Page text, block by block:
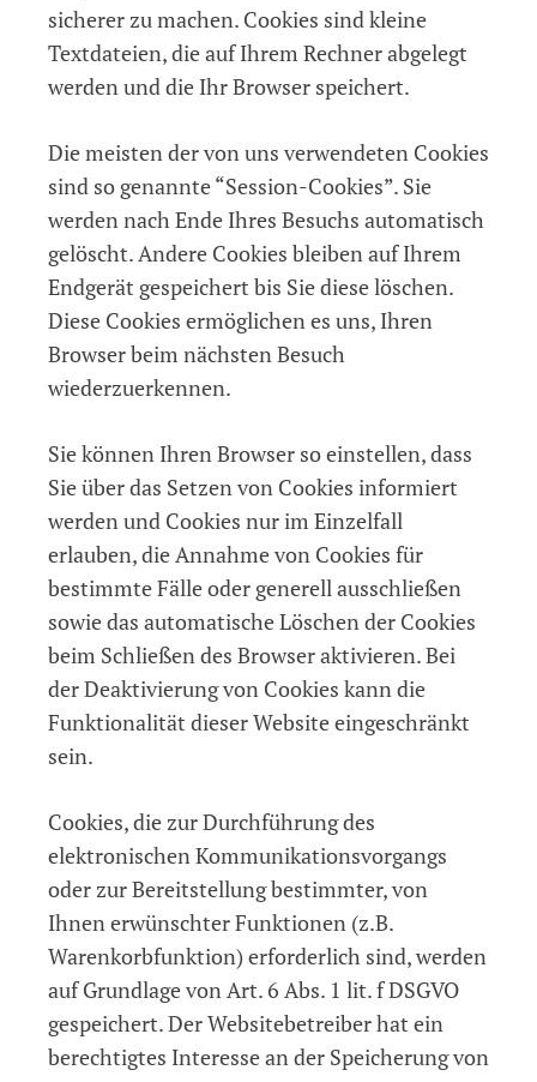
sicherer zu machen. Cookies sind kleine
Textdateien, die auf Ihrem Rechner abgelegt
werden und die Ihr Browser speichert.
Die meisten der von uns verwendeten Cookies
sind so genannte “Session-Cookies”. Sie
werden nach Ende Ihres Besuchs automatisch
gelöscht. Andere Cookies bleiben auf Ihrem
Endgerät gespeichert bis Sie diese löschen.
Diese Cookies ermöglichen es uns, Ihren
Browser beim nächsten Besuch
wiederzuerkennen.
Sie können Ihren Browser so einstellen, dass
Sie über das Setzen von Cookies informiert
werden und Cookies nur im Einzelfall
erlauben, die Annahme von Cookies für
bestimmte Fälle oder generell ausschließen
sowie das automatische Löschen der Cookies
beim Schließen des Browser aktivieren. Bei
der Deaktivierung von Cookies kann die
Funktionalität dieser Website eingeschränkt
sein.
Cookies, die zur Durchführung des
elektronischen Kommunikationsvorgangs
oder zur Bereitstellung bestimmter, von
Ihnen erwünschter Funktionen (z.B.
Warenkorbfunktion) erforderlich sind, werden
auf Grundlage von Art. 6 Abs. 1 lit. f DSGVO
gespeichert. Der Websitebetreiber hat ein
berechtigtes Interesse an der Speicherung von